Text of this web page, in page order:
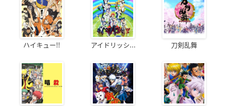
ハイキュー!! アイドリッシ... 刀剣乱舞